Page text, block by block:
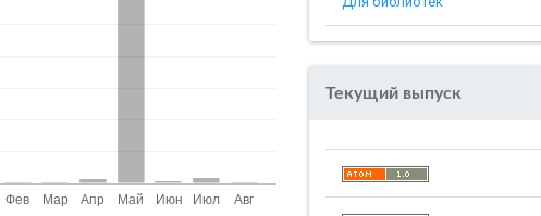
Текущий выпуск